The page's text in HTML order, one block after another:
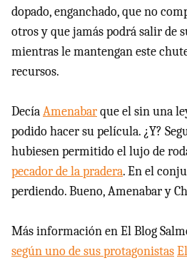
dopado, enganchado, que no
otros y que jamás podrá salir de
mientras le mantengan este
recursos.
DecíaAmenabarque el sin una
podido hacer su película. ¿Y?
hubiesen permitido el lujo de
pecador de la pradera. En el
perdiendo. Bueno, Amenabar y
Más información en El Blog
según uno de sus protagonistas